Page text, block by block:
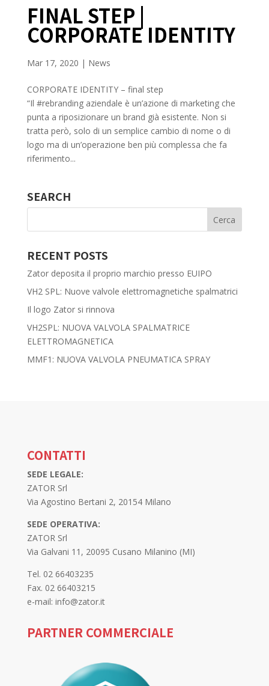
FINAL STEP |
CORPORATE IDENTITY
Mar 17, 2020 | News
CORPORATE IDENTITY – final step
“Il #rebranding aziendale è un’azione di marketing che
punta a riposizionare un brand già esistente. Non si
tratta però, solo di un semplice cambio di nome o di
logo ma di un’operazione ben più complessa che fa
riferimento...
SEARCH
RECENT POSTS
Zator deposita il proprio marchio presso EUIPO
VH2 SPL: Nuove valvole elettromagnetiche spalmatrici
Il logo Zator si rinnova
VH2SPL: NUOVA VALVOLA SPALMATRICE
ELETTROMAGNETICA
MMF1: NUOVA VALVOLA PNEUMATICA SPRAY
CONTATTI
SEDE LEGALE:
ZATOR Srl
Via Agostino Bertani 2, 20154 Milano
SEDE OPERATIVA:
ZATOR Srl
Via Galvani 11, 20095 Cusano Milanino (MI)
Tel. 02 66403235
Fax. 02 66403215
e-mail: info@zator.it
PARTNER COMMERCIALE